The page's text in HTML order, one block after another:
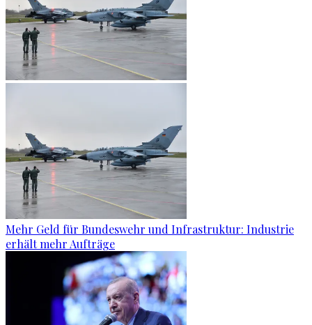
Mehr Geld für Bundeswehr und Infrastruktur: Industrie
erhält mehr Aufträge